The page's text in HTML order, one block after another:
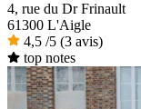
4, rue du Dr Frinault
61300 L'Aigle
4,5 /5 (3 avis)
top notes